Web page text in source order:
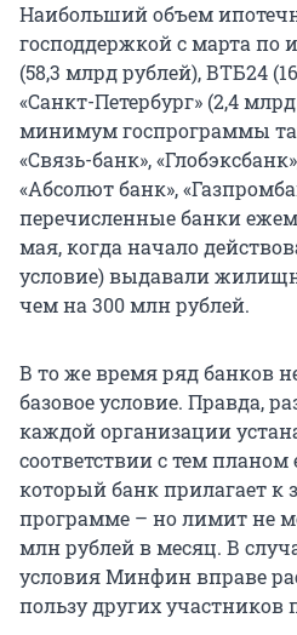
Наибольший объем
господдержкой с марта по
(58,3 млрд рублей), ВТБ24
«Санкт-Петербург» (2,4
минимум госпрограммы
«Связь-банк»,
«Абсолют банк»,
перечисленные банки
мая, когда начало
условие) выдавали
чем на 300 млн рублей.
В то же время ряд банков
базовое условие. Правда,
каждой организации
соответствии с тем
который банк прилагает к
программе – но лимит не
млн рублей в месяц. В
условия Минфин вправе
пользу других